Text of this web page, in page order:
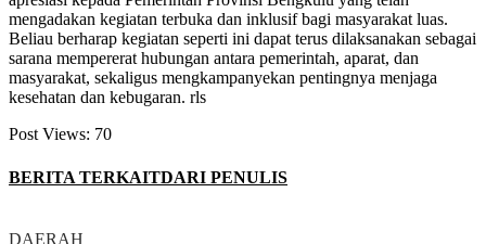
mengadakan kegiatan terbuka dan inklusif bagi masyarakat luas.
Beliau berharap kegiatan seperti ini dapat terus dilaksanakan sebagai
sarana mempererat hubungan antara pemerintah, aparat, dan
masyarakat, sekaligus mengkampanyekan pentingnya menjaga
kesehatan dan kebugaran. rls
Post Views: 70
BERITA TERKAITDARI PENULIS
DAERAH